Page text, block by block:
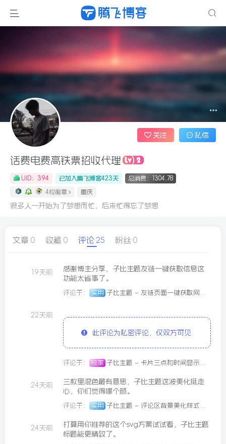
话费电费高铁票招收代理
UID：394 已加入腾飞博客423天 总消费：1304.78
4枚徽章 重庆
很多人一开始为了梦想而忙，后来忙得忘了梦想
关注 私信
文章 0 收藏 0 评论 25 粉丝 0
19天前
感谢博主分享，子比主题友链一键获取信息这
功能太省事了。
评论于： 实用 子比主题 – 友链页面一键获取网站信息
22天前
此评论为私密评论，仅双方可见.
评论于： 独家 子比主题 – 卡片三点和时间显示功能
24天前
三款里混色最有意思，子比主题这波美化挺走
心，你们觉得哪个颜。
评论于： 实用 子比主题 – 评论区背景美化样式（三款样式）
24天前
打算用你推荐的这个svg方案试试看，子比主题
标题能更精致了。